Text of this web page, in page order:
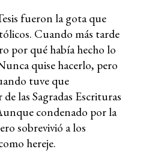
fueron la gota que
Cuando más tarde
por qué había hecho lo
quise hacerlo, pero
tuve que
las Sagradas Escrituras
condenado por la
sobrevivió a los
hereje.